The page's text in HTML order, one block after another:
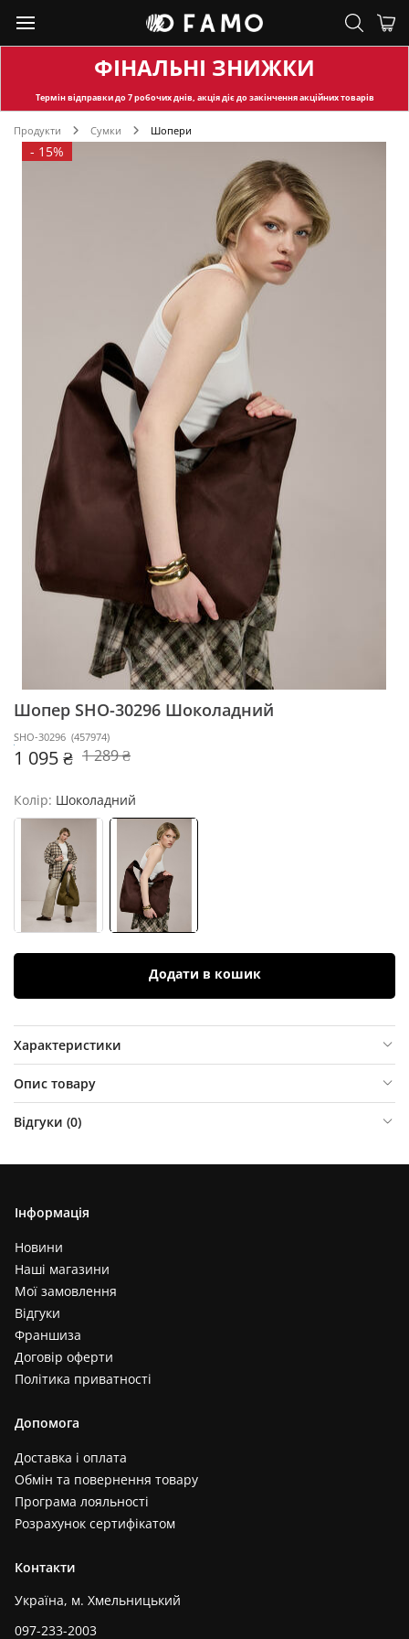
ФІНАЛЬНІ ЗНИЖКИ
Термін відправкидо 7 робочих днів, акція діє до закінчення акційних товарів
Продукти Сумки Шопери
- 15%
Шопер SHO-30296 Шоколадний
SHO-30296 (457974)
1 095 ₴ 1 289 ₴
Колір: Шоколадний
Додати в кошик
Характеристики
Опис товару
Відгуки (0)
Інформація
Новини
Наші магазини
Мої замовлення
Відгуки
Франшиза
Договір оферти
Політика приватності
Допомога
Доставка і оплата
Обмін та повернення товару
Програма лояльності
Розрахунок сертифікатом
Контакти
Україна, м. Хмельницький
097-233-2003